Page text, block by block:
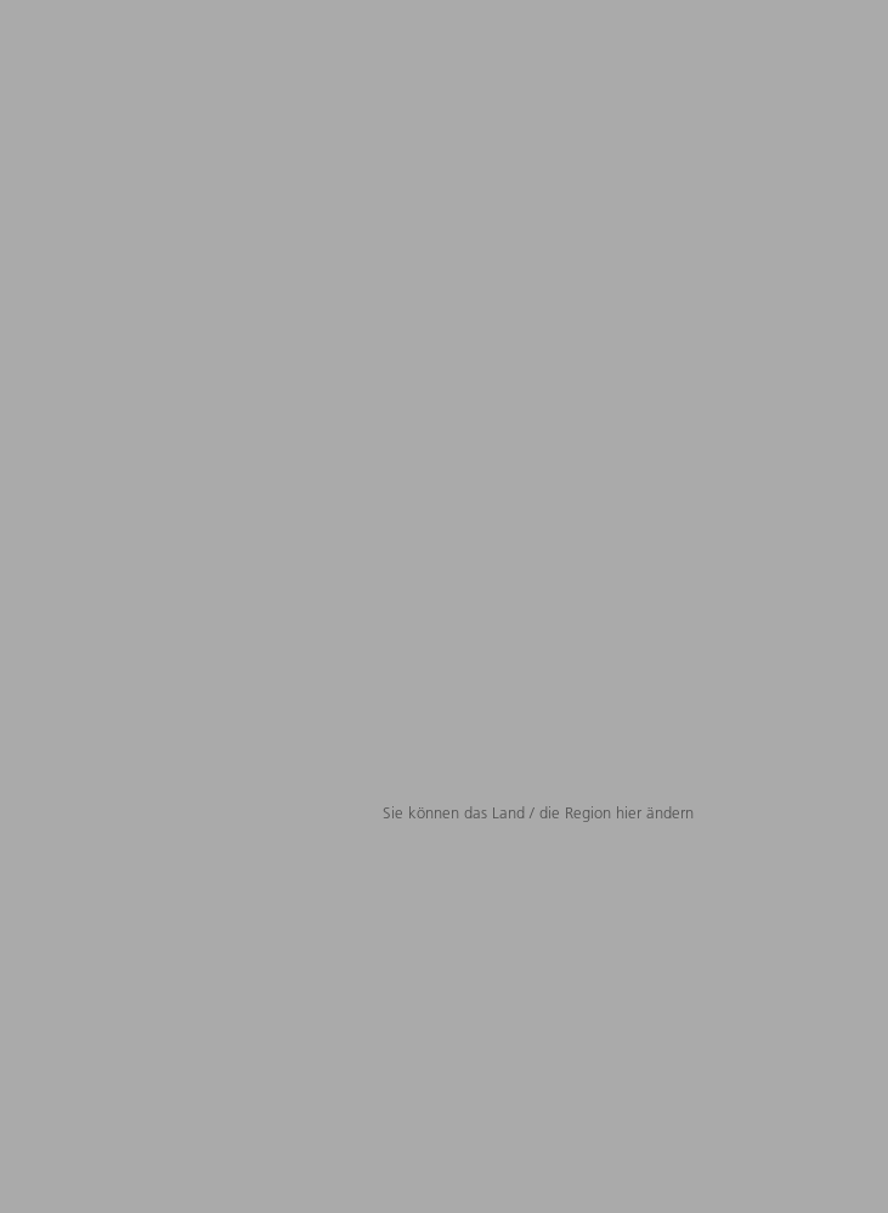
Sie können das Land / die Region hier ändern